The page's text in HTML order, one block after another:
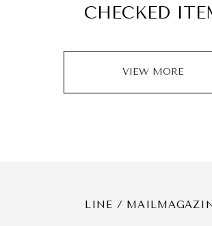
CHECKED
VIEW MORE
LINE /